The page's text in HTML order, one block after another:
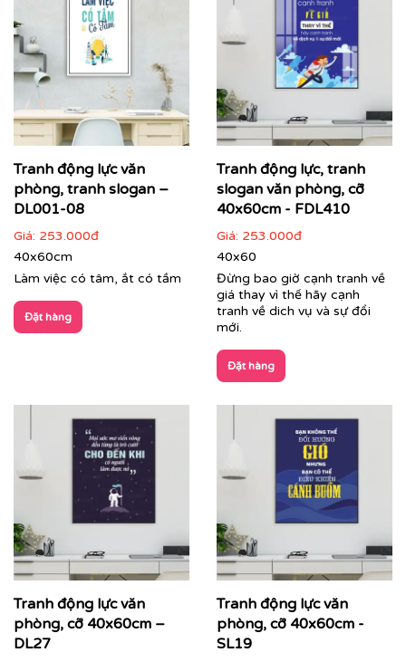
Cận cảnh tranh động lực do Printek sản xuất
Cận cảnh tranh động lực do Printek sản xuất
Tranh Văn Phòng:Đa dạng phong cách từ hiện đại, tối
giản đến nghệ thuật sáng tạo. Printek giúp định hình
không gian làm việc chuyên nghiệp, tạo ấn tượng mạnh
mẽ với đối tác, khách hàng ngay từ ánh nhìn đầu tiên,
đồng thời mang lại sự thư giãn cho nhân viên sau
những giờ làm việc căng thẳng.
Tranh động lực văn
phòng, tranh slogan –
DL001-08
Giá: 253.000đ
40x60cm
Làm việc có tâm, ắt có tầm
Đặt hàng
Tranh động lực, tranh
slogan văn phòng, cỡ
40x60cm - FDL410
Giá: 253.000đ
40x60
Đừng bao giờ cạnh tranh về
giá thay vì thế hãy cạnh
tranh về dich vụ và sự đổi
mới.
Đặt hàng
Tranh động lực văn
phòng, cỡ 40x60cm –
DL27
Tranh động lực văn
phòng, cỡ 40x60cm -
SL19